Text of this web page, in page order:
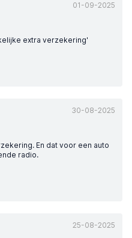
01-09-2025
extra verzekering'
30-08-2025
En dat voor een auto
radio.
25-08-2025